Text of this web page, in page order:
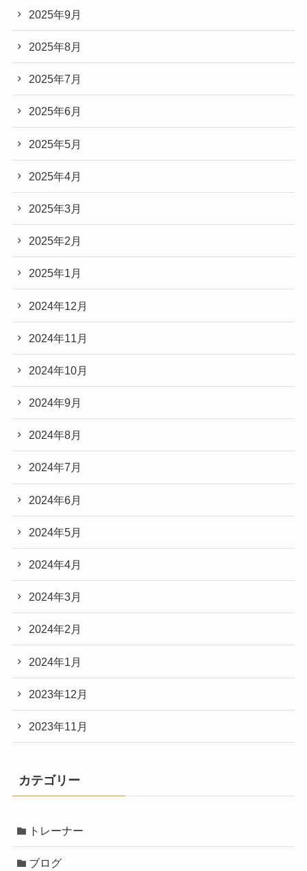
2025年9月
2025年8月
2025年7月
2025年6月
2025年5月
2025年4月
2025年3月
2025年2月
2025年1月
2024年12月
2024年11月
2024年10月
2024年9月
2024年8月
2024年7月
2024年6月
2024年5月
2024年4月
2024年3月
2024年2月
2024年1月
2023年12月
2023年11月
カテゴリー
トレーナー
ブログ